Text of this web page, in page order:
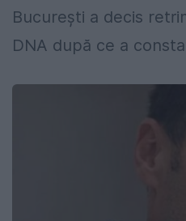
București a decis
DNA după ce a